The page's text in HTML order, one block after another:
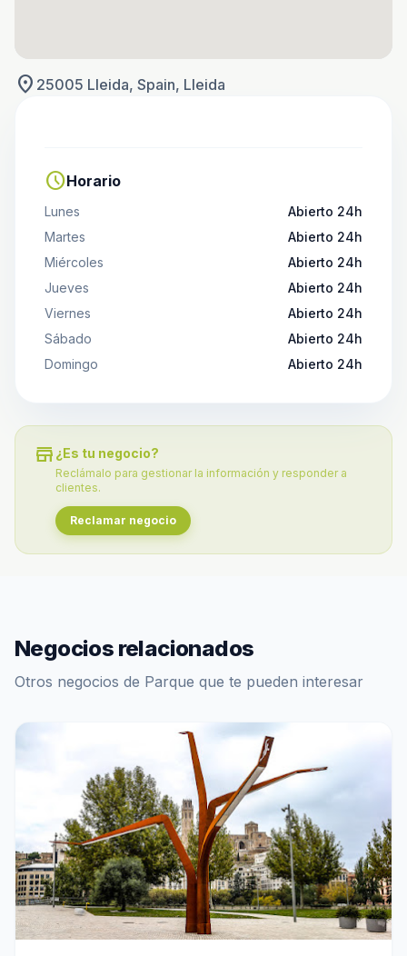
location_on 25005 Lleida, Spain, Lleida
scheduleHorario
Lunes
Abierto 24h
Martes
Abierto 24h
Miércoles
Abierto 24h
Jueves
Abierto 24h
Viernes
Abierto 24h
Sábado
Abierto 24h
Domingo
Abierto 24h
store ¿Es tu negocio?
Reclámalo para gestionar la información y responder a
clientes.
Reclamar negocio
Negocios relacionados
Otros negocios de Parque que te pueden interesar